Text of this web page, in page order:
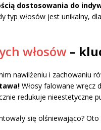
dostosowania do
typ włosów jest unikalny,
włosów –
nawilżeniu i zachowaniu
Włosy falowane wręcz
redukuje nieestetyczne
się olśniewająco?